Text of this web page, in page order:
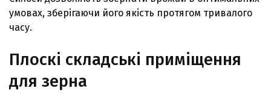
умовах, зберігаючи його якість протягом тривалого
часу.
Плоскі складські приміщення
для зерна